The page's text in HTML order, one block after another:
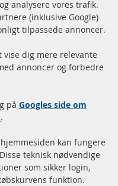
Betalingsmetoder
Kontakt
analysere vores trafik.
(inklusive Google)
tilpassede annoncer.
vise dig mere relevante
annoncer og forbedre
på Googles side om
.
kan fungere
teknisk nødvendige
som sikker login,
funktion.